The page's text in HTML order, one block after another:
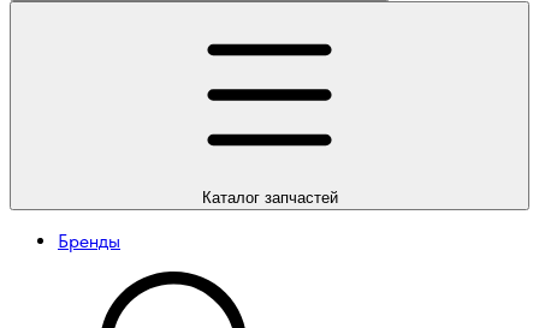
Каталогзапчастей
Бренды